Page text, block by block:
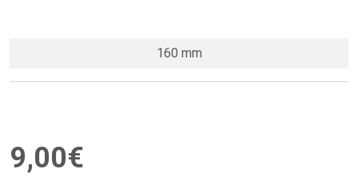
160 mm
9,00€